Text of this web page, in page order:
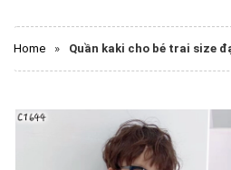
Home » Quần kaki cho bé trai size